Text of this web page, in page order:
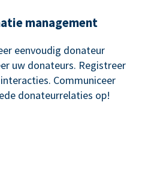
management
eenvoudig donateur
uw donateurs. Registreer
Communiceer
donateurrelaties op!